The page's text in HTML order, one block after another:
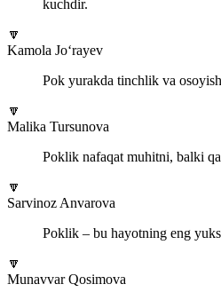
kuchdir.
🔽
Kamola Jo‘rayev
Pok yurakda tinchlik va
🔽
Malika Tursunova
Poklik nafaqat muhitni, balki
🔽
Sarvinoz Anvarova
Poklik – bu hayotning eng
🔽
Munavvar Qosimova